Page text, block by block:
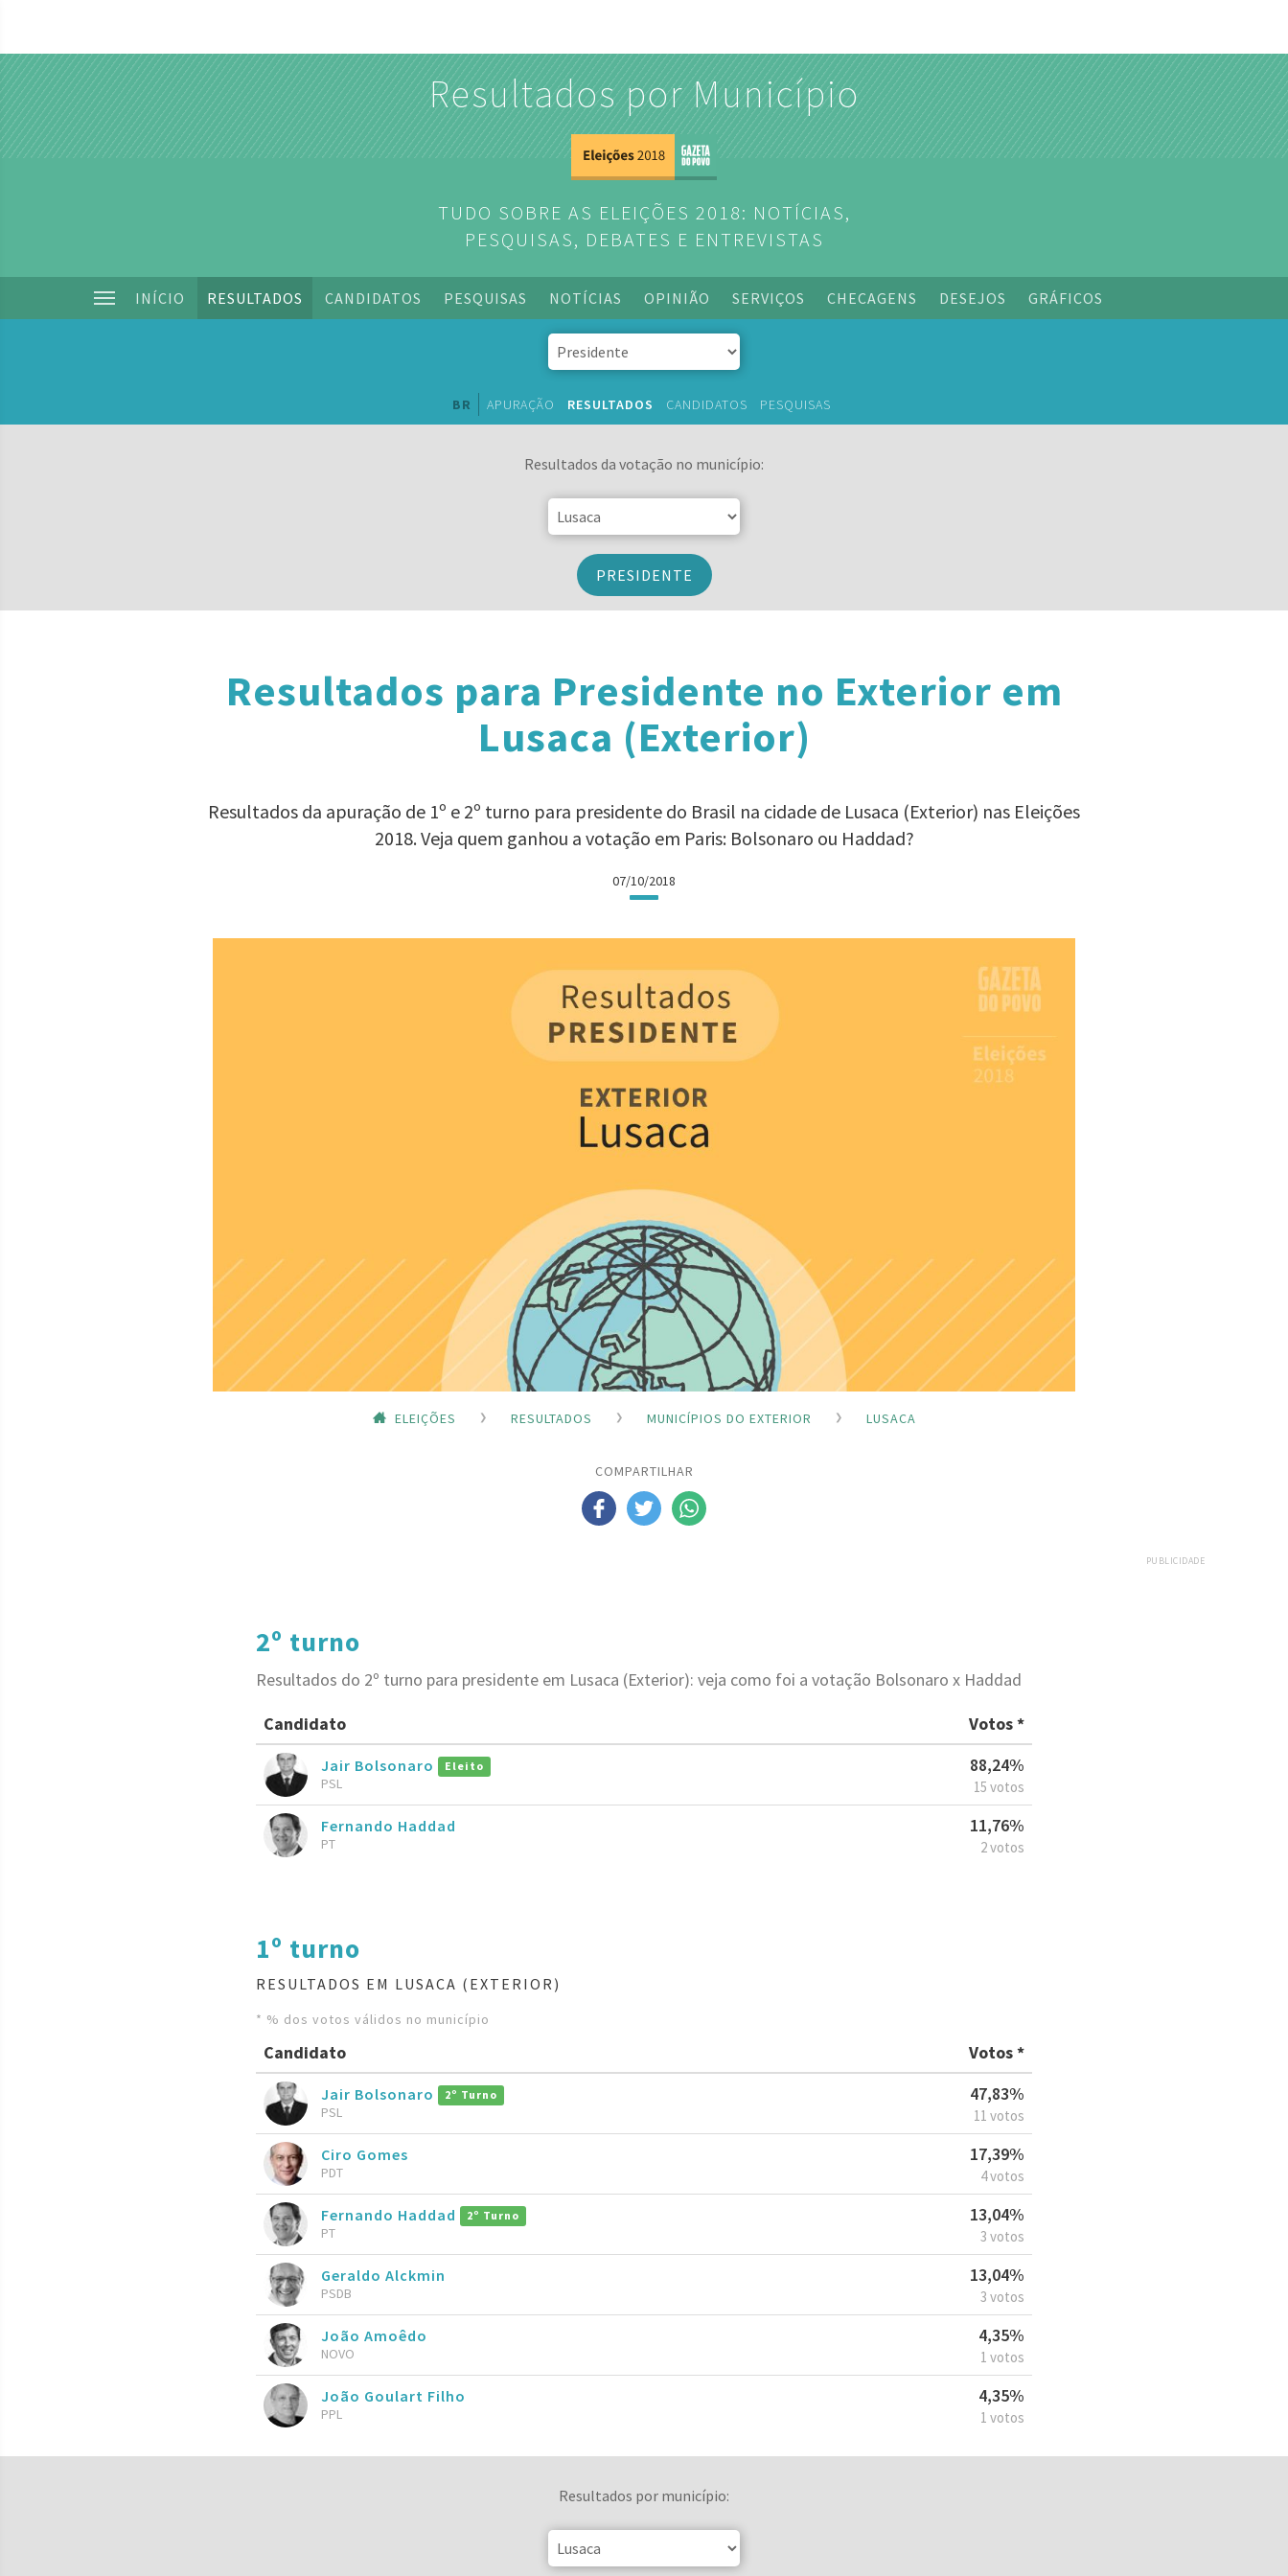
Resultados por Município
TUDO SOBRE AS ELEIÇÕES 2018: NOTÍCIAS,
PESQUISAS, DEBATES E ENTREVISTAS
INÍCIO RESULTADOS CANDIDATOS PESQUISAS NOTÍCIAS OPINIÃO SERVIÇOS CHECAGENS DESEJOS GRÁFICOS
BR APURAÇÃO RESULTADOS CANDIDATOS PESQUISAS
Resultados da votação no município:
PRESIDENTE
Resultados para Presidente no Exterior em
Lusaca (Exterior)
Resultados da apuração de 1º e 2º turno para presidente do Brasil na cidade de Lusaca (Exterior) nas Eleições
2018. Veja quem ganhou a votação em Paris: Bolsonaro ou Haddad?
07/10/2018
ELEIÇÕES RESULTADOS MUNICÍPIOS DO EXTERIOR LUSACA
COMPARTILHAR
PUBLICIDADE
2º turno
Resultados do 2º turno para presidente em Lusaca (Exterior): veja como foi a votação Bolsonaro x Haddad
Candidato
Votos *
Jair Bolsonaro Eleito
PSL
88,24%
15 votos
Fernando Haddad
PT
11,76%
2 votos
1º turno
RESULTADOS EM LUSACA (EXTERIOR)
* % dos votos válidos no município
Candidato Votos *
Jair Bolsonaro 2º Turno
PSL
47,83%
11 votos
Ciro Gomes
PDT
17,39%
4 votos
Fernando Haddad 2º Turno
PT
13,04%
3 votos
Geraldo Alckmin
PSDB
13,04%
3 votos
João Amoêdo
NOVO
4,35%
1 votos
João Goulart Filho
PPL
4,35%
1 votos
Resultados por município: